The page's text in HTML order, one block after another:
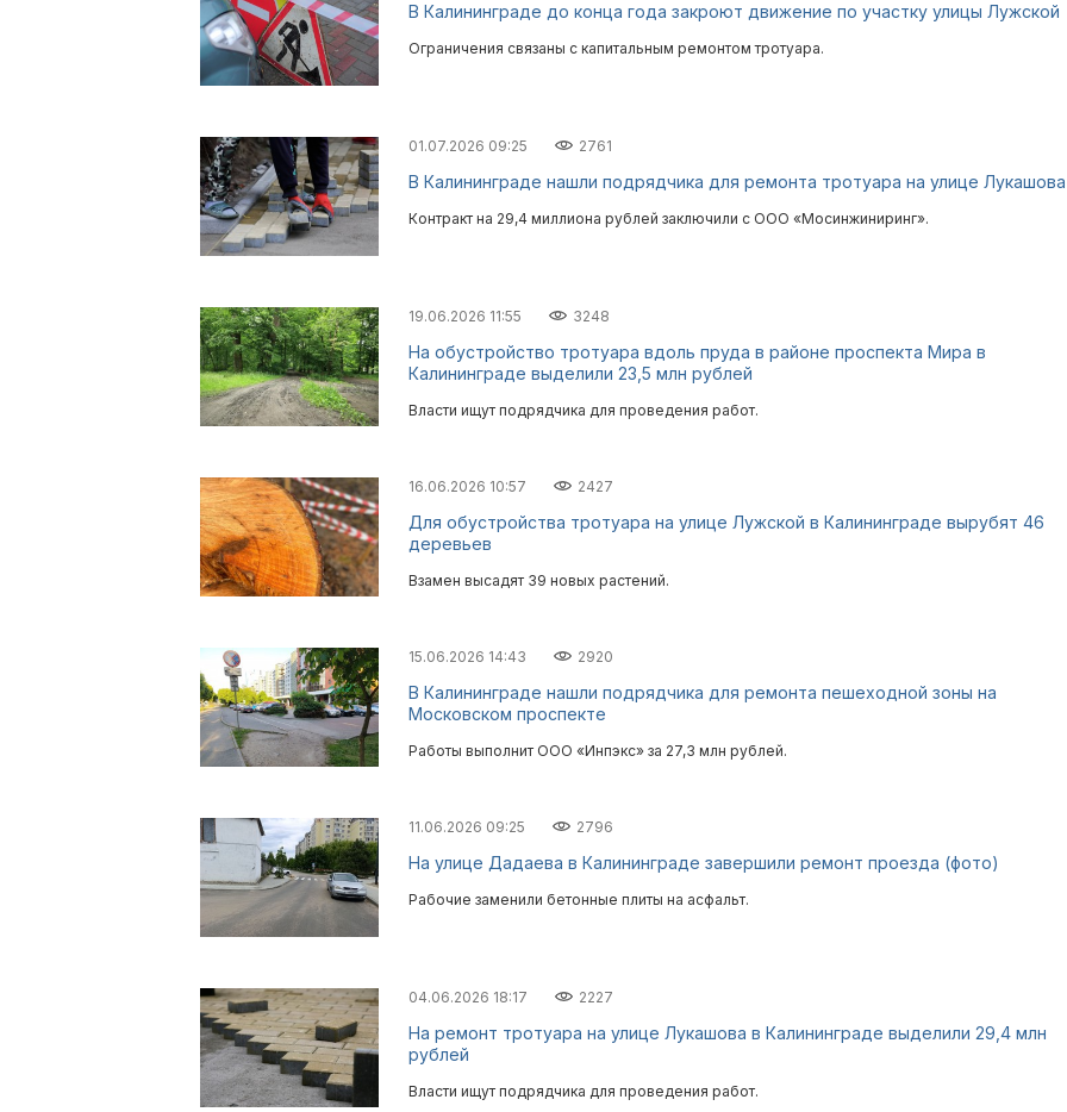
В Калининграде до конца года закроют движение по участку улицы Лужской
Ограничения связаны с капитальным ремонтом тротуара.
01.07.2026 09:25 2761
В Калининграде нашли подрядчика для ремонта тротуара на улице Лукашова
Контракт на 29,4 миллиона рублей заключили с ООО «Мосинжиниринг».
19.06.2026 11:55 3248
На обустройство тротуара вдоль пруда в районе проспекта Мира в
Калининграде выделили 23,5 млн рублей
Власти ищут подрядчика для проведения работ.
16.06.2026 10:57 2427
Для обустройства тротуара на улице Лужской в Калининграде вырубят 46
деревьев
Взамен высадят 39 новых растений.
15.06.2026 14:43 2920
В Калининграде нашли подрядчика для ремонта пешеходной зоны на
Московском проспекте
Работы выполнит ООО «Инпэкс» за 27,3 млн рублей.
11.06.2026 09:25 2796
На улице Дадаева в Калининграде завершили ремонт проезда (фото)
Рабочие заменили бетонные плиты на асфальт.
04.06.2026 18:17 2227
На ремонт тротуара на улице Лукашова в Калининграде выделили 29,4 млн
рублей
Власти ищут подрядчика для проведения работ.